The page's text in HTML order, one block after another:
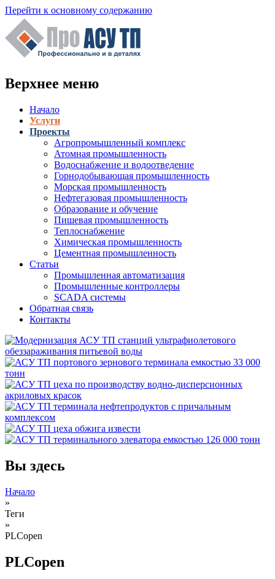
Перейти к основному содержанию
Верхнее меню
Начало
Услуги
Проекты
Агропромышленный комплекс
Атомная промышленность
Водоснабжение и водоотведение
Горнодобывающая промышленность
Морская промышленность
Нефтегазовая промышленность
Образование и обучение
Пишевая промышленность
Теплоснабжение
Химическая промышленность
Цементная промышленность
Статьи
Промышленная автоматизация
Промышленные контроллеры
SCADA системы
Обратная связь
Контакты
Вы здесь
Начало
»
Теги
»
PLCopen
PLCopen